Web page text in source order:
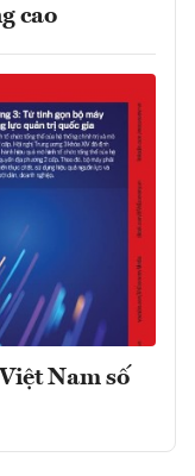
cao
Nam số